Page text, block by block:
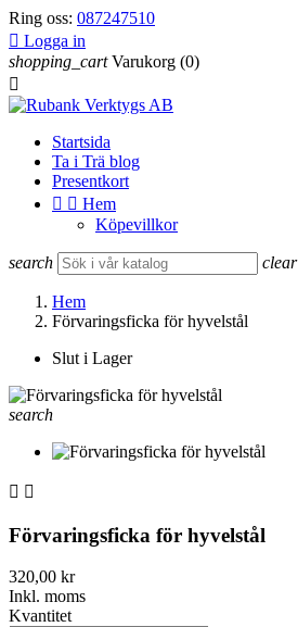
Ring oss: 087247510
 Logga in
shopping_cart Varukorg (0)

Startsida
Ta i Trä blog
Presentkort
  Hem
Köpevillkor
search clear
Hem
Förvaringsficka för hyvelstål
Slut i Lager
search
 
Förvaringsficka för hyvelstål
320,00 kr
Inkl. moms
Kvantitet